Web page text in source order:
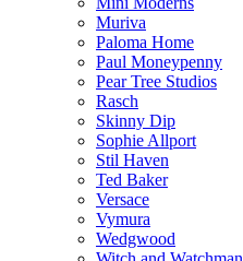
Muriva
Paloma Home
Paul Moneypenny
Pear Tree Studios
Rasch
Skinny Dip
Sophie Allport
Stil Haven
Ted Baker
Versace
Vymura
Wedgwood